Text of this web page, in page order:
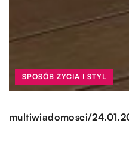
SPOSÓB ŻYCIA I STYL
multiwiadomosci/